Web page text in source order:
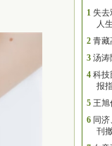
1 失去
人生
2 青藏
3 汤涛
4 科技
报
5 王
6 同
刊